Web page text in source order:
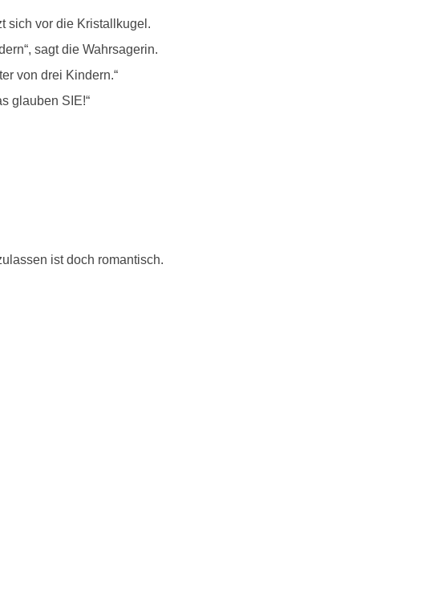
sich vor die Kristallkugel.
sagt die Wahrsagerin.
von drei Kindern.“
glauben SIE!“
ist doch romantisch.